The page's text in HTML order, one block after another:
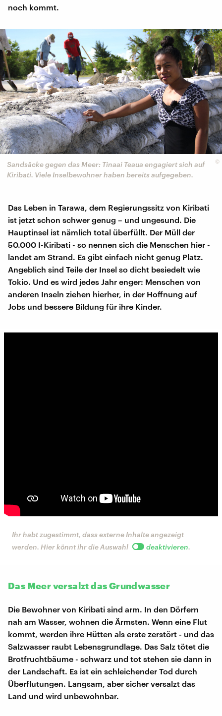
noch kommt.
©
Sandsäcke gegen das Meer: Tinaai Teaua engagiert sich auf
Kiribati. Viele Inselbewohner haben bereits aufgegeben.
Das Leben in Tarawa, dem Regierungssitz von Kiribati
ist jetzt schon schwer genug – und ungesund. Die
Hauptinsel ist nämlich total überfüllt. Der Müll der
50.000 I-Kiribati - so nennen sich die Menschen hier -
landet am Strand. Es gibt einfach nicht genug Platz.
Angeblich sind Teile der Insel so dicht besiedelt wie
Tokio. Und es wird jedes Jahr enger: Menschen von
anderen Inseln ziehen hierher, in der Hoffnung auf
Jobs und bessere Bildung für ihre Kinder.
Ihr habt zugestimmt, dass externe Inhalte angezeigt
werden. Hier könnt ihr die Auswahl
deaktivieren.
Das Meer versalzt das Grundwasser
Die Bewohner von Kiribati sind arm. In den Dörfern
nah am Wasser, wohnen die Ärmsten. Wenn eine Flut
kommt, werden ihre Hütten als erste zerstört - und das
Salzwasser raubt Lebensgrundlage. Das Salz tötet die
Brotfruchtbäume - schwarz und tot stehen sie dann in
der Landschaft. Es ist ein schleichender Tod durch
Überflutungen. Langsam, aber sicher versalzt das
Land und wird unbewohnbar.